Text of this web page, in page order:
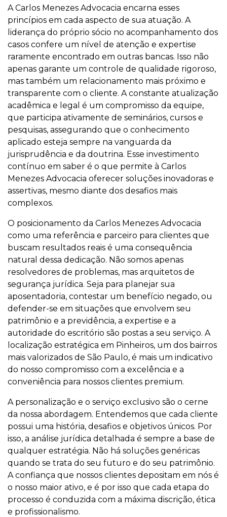
A Carlos Menezes Advocacia encarna esses
princípios em cada aspecto de sua atuação. A
liderança do próprio sócio no acompanhamento dos
casos confere um nível de atenção e expertise
raramente encontrado em outras bancas. Isso não
apenas garante um controle de qualidade rigoroso,
mas também um relacionamento mais próximo e
transparente com o cliente. A constante atualização
acadêmica e legal é um compromisso da equipe,
que participa ativamente de seminários, cursos e
pesquisas, assegurando que o conhecimento
aplicado esteja sempre na vanguarda da
jurisprudência e da doutrina. Esse investimento
contínuo em saber é o que permite à Carlos
Menezes Advocacia oferecer soluções inovadoras e
assertivas, mesmo diante dos desafios mais
complexos.
O posicionamento da Carlos Menezes Advocacia
como uma referência e parceiro para clientes que
buscam resultados reais é uma consequência
natural dessa dedicação. Não somos apenas
resolvedores de problemas, mas arquitetos de
segurança jurídica. Seja para planejar sua
aposentadoria, contestar um benefício negado, ou
defender-se em situações que envolvem seu
patrimônio e a previdência, a expertise e a
autoridade do escritório são postas a seu serviço. A
localização estratégica em Pinheiros, um dos bairros
mais valorizados de São Paulo, é mais um indicativo
do nosso compromisso com a excelência e a
conveniência para nossos clientes premium.
A personalização e o serviço exclusivo são o cerne
da nossa abordagem. Entendemos que cada cliente
possui uma história, desafios e objetivos únicos. Por
isso, a análise jurídica detalhada é sempre a base de
qualquer estratégia. Não há soluções genéricas
quando se trata do seu futuro e do seu patrimônio.
A confiança que nossos clientes depositam em nós é
o nosso maior ativo, e é por isso que cada etapa do
processo é conduzida com a máxima discrição, ética
e profissionalismo.